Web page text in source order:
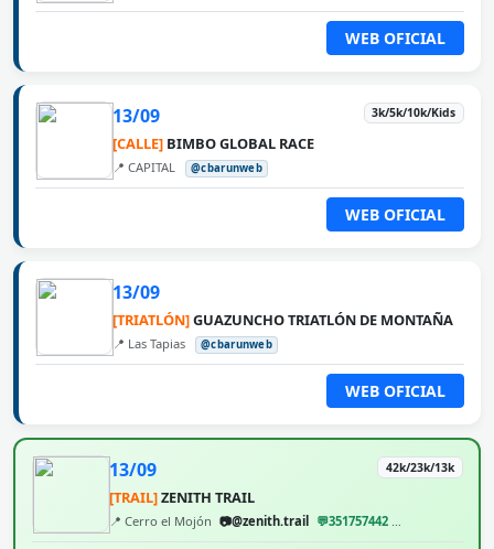
WEB OFICIAL
13/09 3k/5k/10k/Kids
[CALLE] BIMBO GLOBAL RACE
📍 CAPITAL @cbarunweb
WEB OFICIAL
13/09
[TRIATLÓN]GUAZUNCHO TRIATLÓN DE MONTAÑA
📍 Las Tapias @cbarunweb
WEB OFICIAL
13/09 42k/23k/13k
[TRAIL]ZENITH TRAIL
📍 Cerro el Mojón 📷@zenith.trail 💬351757442